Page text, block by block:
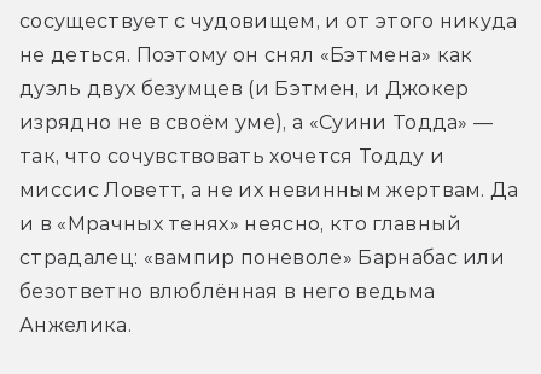
сосуществует с чудовищем, и от этого никуда
не деться. Поэтому он снял «Бэтмена» как
дуэль двух безумцев (и Бэтмен, и Джокер
изрядно не в своём уме), а «Суини Тодда» —
так, что сочувствовать хочется Тодду и
миссис Ловетт, а не их невинным жертвам. Да
и в «Мрачных тенях» неясно, кто главный
страдалец: «вампир поневоле» Барнабас или
безответно влюблённая в него ведьма
Анжелика.